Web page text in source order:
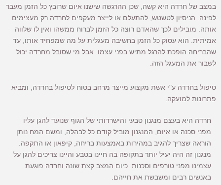
במצב של חרדה היא קשה, שכן ההרגשה שישנו איום שרובץ כל הזמן מעבר
לפינה. הניסיון לטשטש, להתעלם או לייצר מעקפים לחרדה רק מעצימים
אותה. מובילים לכך שהאדם רוצה כל הזמן לברוח ממשהו ואין לו שלווה
אמיתית. הוא עסוק כל הזמן בחשיבה מעגלית על מה שמפחיד אותו, עד
שהבריחה הופכת להרגל מתיש בפני עצמו. אבל מי שסובל מחרדה יכול
לשבור את המעגל הזה.
טיפול בחרדה ע"י אשת מקצוע מייצר מרחב בטוח לטיפול בחרדה, ומביא
פתרונות למועקה.
חרדה היא בעצם מנגנון טבעי והישרדותי של הגוף שנועד להגן עליו
מפני סכנה או איום, המנגנון מוביל קודם כל לבהלה, ומשם המח נותן
הוראה שצריך להגיב במהירות באמצעות בריחה, קיפאון או התקפה.
מנגנון זה היה יעיל יותר בתקופה בה חיינו בטבע והיינו צריכים להגן על
עצמינו מפני טורפים וסכנות. כיום המצב קצת שונה וחרדה פוגעת
באנשים רבים ומשבשת את חייהם.